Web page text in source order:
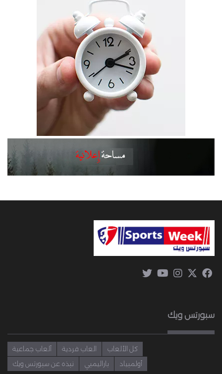
سبورتس ويك
ألعاب جماعية العاب فردية
كل الألعاب
نبذه عن سبورتس ويك
باراليمبي أولمبياد